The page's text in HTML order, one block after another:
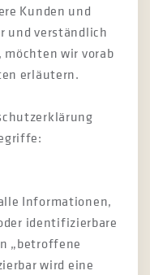
Kunden und
und verständlich
möchten wir vorab
erläutern.
Informationen,
identifizierbare
„betroffene
wird eine